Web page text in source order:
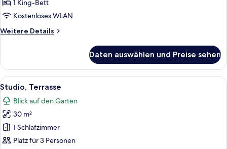
1 King-Bett
Kostenloses WLAN
Weitere Details
Weitere
Balkon
Daten auswählen und Preise sehen
Alle
Fotos
für
Studio,
Terrasse
anzeigen
Ein modernes Hotelzimmer mit
4
Studio, Terrasse
Blick auf den Garten
30 m²
1 Schlafzimmer
Platz für 3 Personen